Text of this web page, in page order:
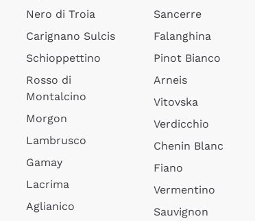
Nero di Troia
Carignano Sulcis
Schioppettino
Rosso di
Montalcino
Morgon
Lambrusco
Gamay
Lacrima
Aglianico
Sancerre
Falanghina
Pinot Bianco
Arneis
Vitovska
Verdicchio
Chenin Blanc
Fiano
Vermentino
Sauvignon